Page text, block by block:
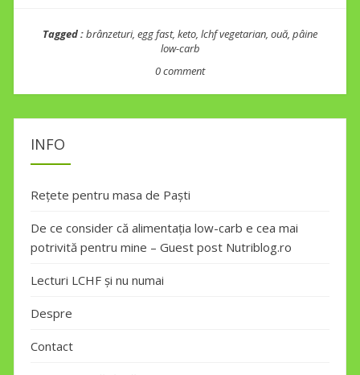
Tagged :brânzeturi, egg fast, keto, lchf vegetarian, ouă, pâine
low-carb
0 comment
INFO
Rețete pentru masa de Paști
De ce consider că alimentația low-carb e cea mai
potrivită pentru mine – Guest post Nutriblog.ro
Lecturi LCHF și nu numai
Despre
Contact